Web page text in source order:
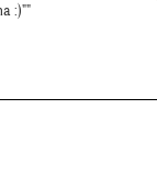
gondoltam!"